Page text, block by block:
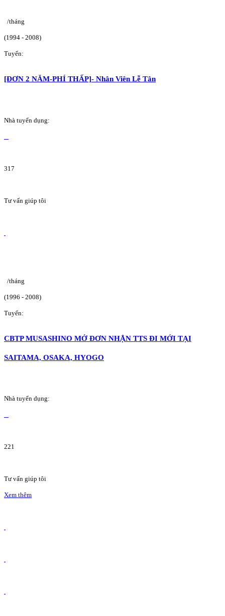
/tháng
(1994 - 2008)
Tuyển:
[ĐƠN 2 NĂM-PHÍ THẤP]- Nhân Viên Lễ Tân
Nhà tuyển dụng:
317
Tư vấn giúp tôi
/tháng
(1996 - 2008)
Tuyển:
CBTP MUSASHINO MỞ ĐƠN NHẬN TTS ĐI MỚI TẠI
SAITAMA, OSAKA, HYOGO
Nhà tuyển dụng:
221
Tư vấn giúp tôi
Xem thêm